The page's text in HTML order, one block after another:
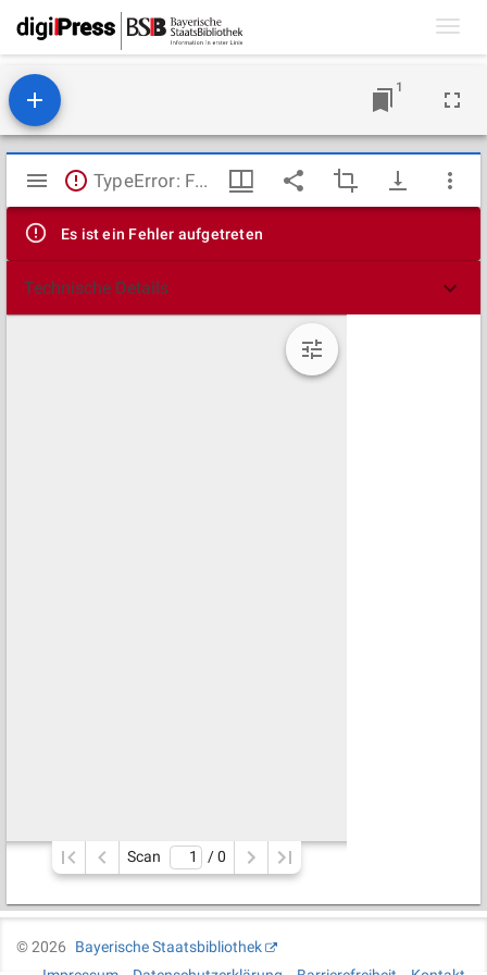
1
Mirador
Viewer
TypeError: Failed to fetch
Es ist ein Fehler aufgetreten
Technische Details
Scan / 0
©2026
Bayerische Staatsbibliothek